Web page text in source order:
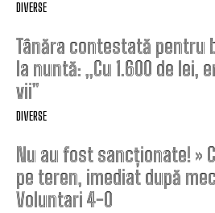
DIVERSE
Tânăra contestată pentru
la nuntă: „Cu 1.600 de lei,
vii”
DIVERSE
Nu au fost sancționate! »
pe teren, imediat după
Voluntari 4-0